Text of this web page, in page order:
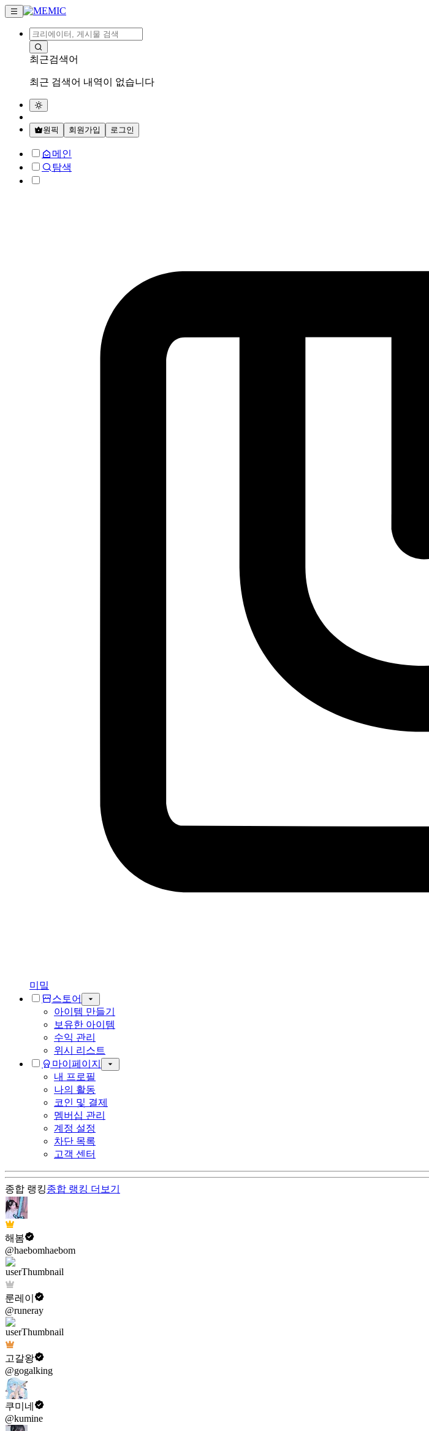
최근검색어
최근 검색어 내역이 없습니다
원픽 회원가입 로그인
메인
탐색
미밐
스토어
아이템 만들기
보유한 아이템
수익 관리
위시 리스트
마이페이지
내 프로필
나의 활동
코인 및 결제
멤버십 관리
계정 설정
차단 목록
고객 센터
종합 랭킹종합 랭킹 더보기
해봄
@haebomhaebom
룬레이
@runeray
고갈왕
@gogalking
쿠미네
@kumine